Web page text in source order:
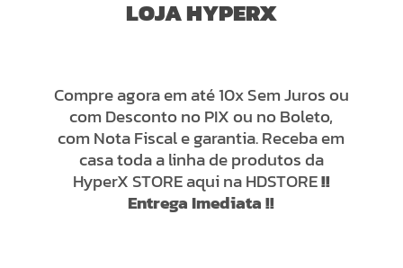
LOJA HYPERX
Compre agora em até 10x Sem Juros ou
com Desconto no PIX ou no Boleto,
com Nota Fiscal e garantia. Receba em
casa toda a linha de produtos da
HyperX STORE aqui na HDSTORE!!
Entrega Imediata !!